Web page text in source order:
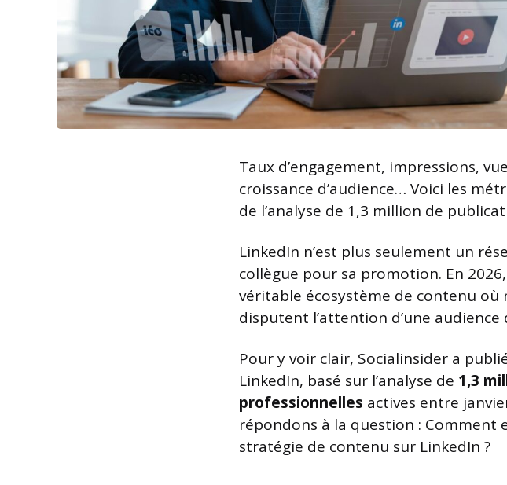
Taux d’engagement, impressions,
croissance d’audience… Voici les
de l’analyse de 1,3 million de
LinkedIn n’est plus seulement un
collègue pour sa promotion. En
véritable écosystème de contenu
disputent l’attention d’une
Pour y voir clair, Socialinsider a
LinkedIn, basé sur l’analyse de 1,3
professionnelles actives entre
répondons à la question :
stratégie de contenu sur LinkedIn ?